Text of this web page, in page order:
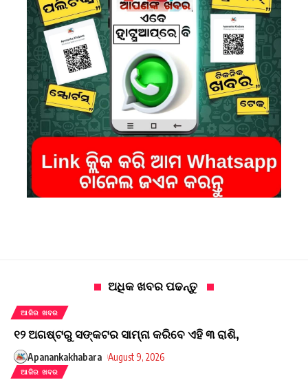
ଅଧିକ ଖବର ପଢନ୍ତୁ
ଆଜିର ଖବର
୧୨ ଅଗଷ୍ଟରୁ ସଙ୍କଟର ସାମ୍ନା କରିବେ ଏହି ୩ ରାଶି,
Apanankakhabara August 9, 2026
ଆଜିର ଖବର